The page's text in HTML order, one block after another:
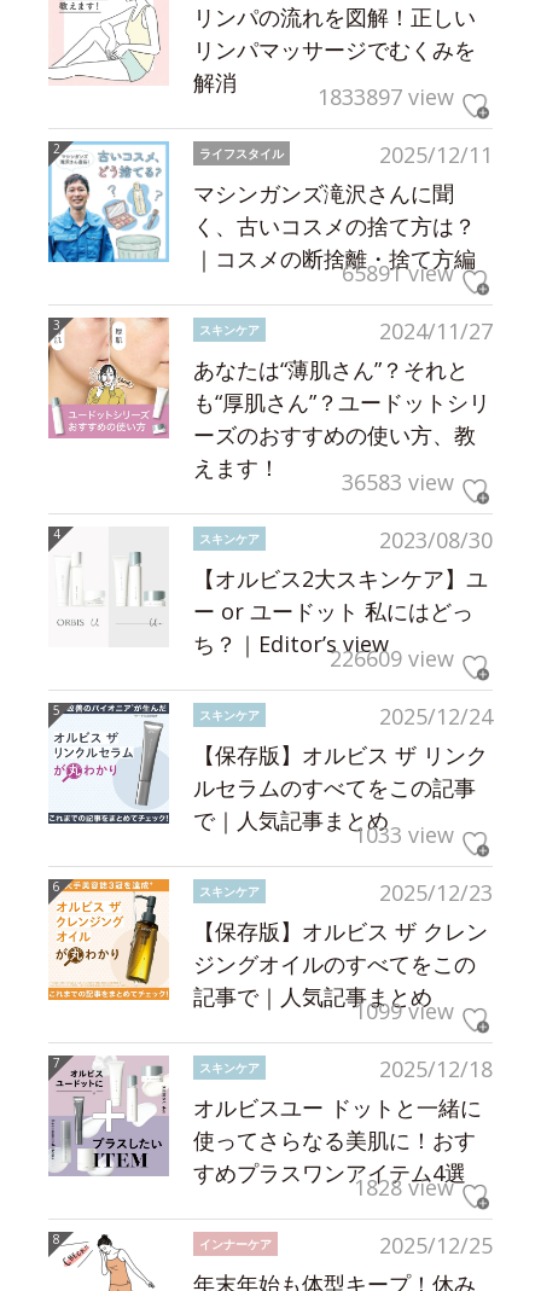
リンパの流れを図解！正しい
リンパマッサージでむくみを
解消
1833897 view
2025/12/11
ライフスタイル
マシンガンズ滝沢さんに聞
く、古いコスメの捨て方は？
｜コスメの断捨離・捨て方編
65891 view
2024/11/27
スキンケア
あなたは“薄肌さん”？それと
も“厚肌さん”？ユードットシリ
ーズのおすすめの使い方、教
えます！
36583 view
2023/08/30
スキンケア
【オルビス2大スキンケア】ユ
ー or ユードット 私にはどっ
ち？｜Editor’s view226609 view
2025/12/24
スキンケア
【保存版】オルビス ザ リンク
ルセラムのすべてをこの記事
で｜人気記事まとめ1033 view
2025/12/23
スキンケア
【保存版】オルビス ザ クレン
ジングオイルのすべてをこの
記事で｜人気記事まとめ
1099 view
2025/12/18
スキンケア
オルビスユー ドットと一緒に
使ってさらなる美肌に！おす
すめプラスワンアイテム4選
1828 view
2025/12/25
インナーケア
年末年始も体型キープ！休み